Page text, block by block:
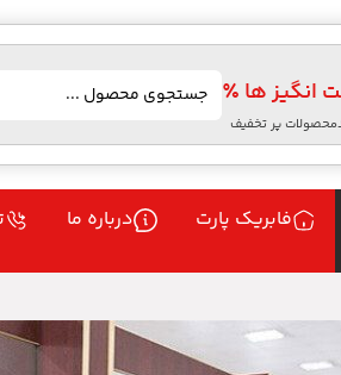
انگیز ها ٪
پر تخفیف
فابریک پارت درباره ما